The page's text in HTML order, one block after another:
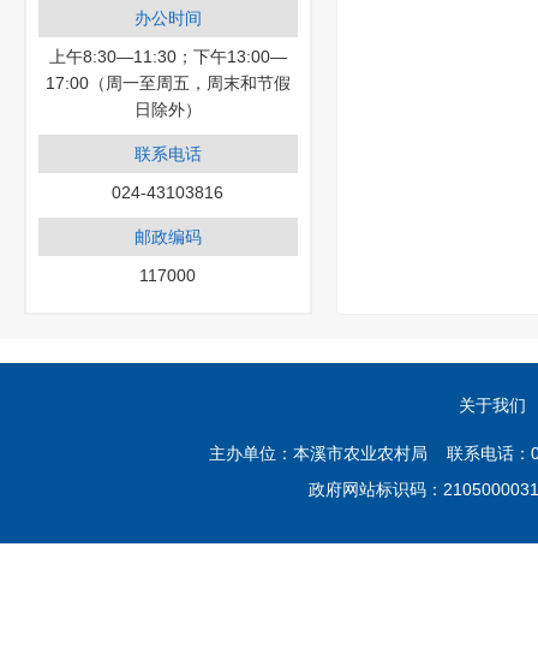
办公时间
上午8:30—11:30；下午13:00—
17:00（周一至周五，周末和节假
日除外）
联系电话
024-43103816
邮政编码
117000
关于我们
主办单位：本溪市农业农村局 联系电话
政府网站标识码：